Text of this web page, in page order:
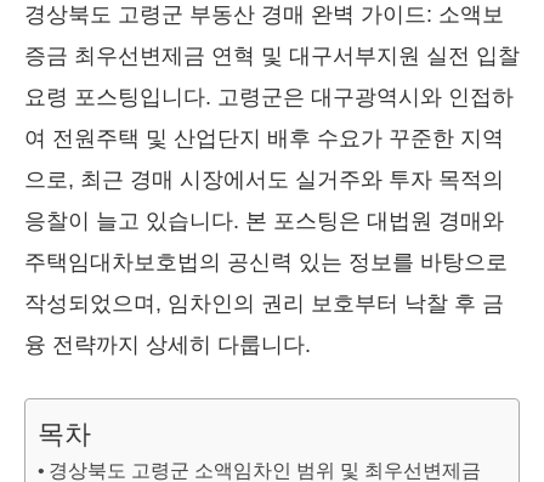
경상북도 고령군 부동산 경매 완벽 가이드: 소액보
증금 최우선변제금 연혁 및 대구서부지원 실전 입찰
요령 포스팅입니다. 고령군은 대구광역시와 인접하
여 전원주택 및 산업단지 배후 수요가 꾸준한 지역
으로, 최근 경매 시장에서도 실거주와 투자 목적의
응찰이 늘고 있습니다. 본 포스팅은 대법원 경매와
주택임대차보호법의 공신력 있는 정보를 바탕으로
작성되었으며, 임차인의 권리 보호부터 낙찰 후 금
융 전략까지 상세히 다룹니다.
목차
경상북도 고령군 소액임차인 범위 및 최우선변제금